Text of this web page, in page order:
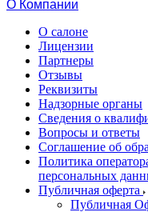
О Компании
О салоне
Лицензии
Партнеры
Отзывы
Реквизиты
Надзорные органы
Сведения о
Вопросы и ответы
Соглашение об
Политика
персональных
Публичная оферта
Публичная